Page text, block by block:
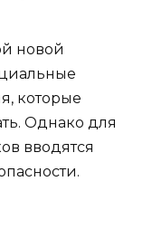
новой
которые
Однако для
вводятся